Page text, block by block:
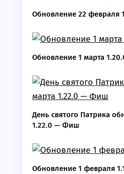
Обновление 22 февраля
Обновление 1 марта
День святого Патрика
1.22.0 — Фиш
Обновление 1 февраля